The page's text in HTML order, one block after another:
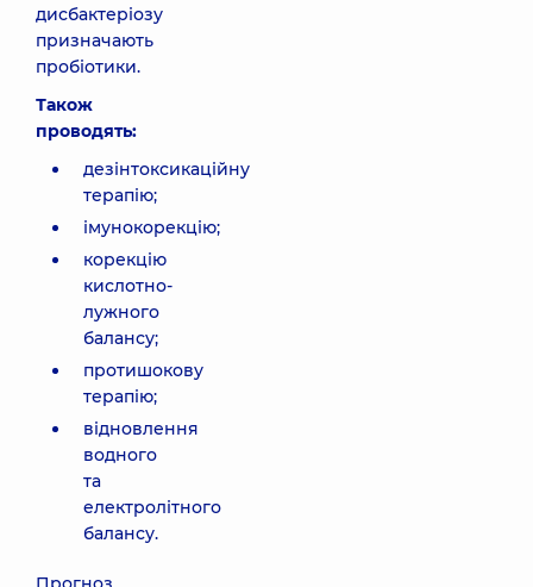
дисбактеріозу
призначають
пробіотики.
Також
проводять:
дезінтоксикаційну
терапію;
імунокорекцію;
корекцію
кислотно-
лужного
балансу;
протишокову
терапію;
відновлення
водного
та
електролітного
балансу.